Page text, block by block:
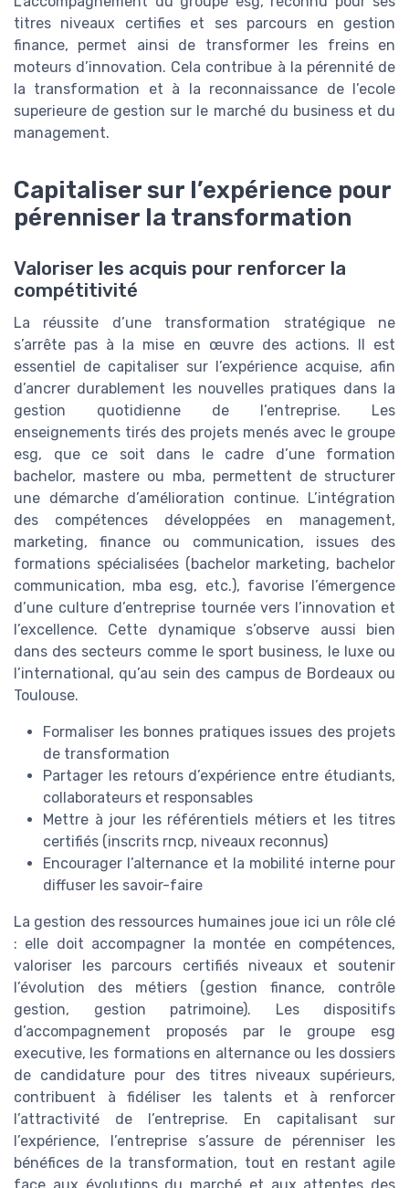
titres niveaux certifies et ses parcours en gestion
finance, permet ainsi de transformer les freins en
moteurs d’innovation. Cela contribue à la pérennité de
la transformation et à la reconnaissance de l’ecole
superieure de gestion sur le marché du business et du
management.
Capitaliser sur l’expérience pour
pérenniser la transformation
Valoriser les acquis pour renforcer la
compétitivité
La réussite d’une transformation stratégique ne
s’arrête pas à la mise en œuvre des actions. Il est
essentiel de capitaliser sur l’expérience acquise, afin
d’ancrer durablement les nouvelles pratiques dans la
gestion quotidienne de l’entreprise. Les
enseignements tirés des projets menés avec le groupe
esg, que ce soit dans le cadre d’une formation
bachelor, mastere ou mba, permettent de structurer
une démarche d’amélioration continue. L’intégration
des compétences développées en management,
marketing, finance ou communication, issues des
formations spécialisées (bachelor marketing, bachelor
communication, mba esg, etc.), favorise l’émergence
d’une culture d’entreprise tournée vers l’innovation et
l’excellence. Cette dynamique s’observe aussi bien
dans des secteurs comme le sport business, le luxe ou
l’international, qu’au sein des campus de Bordeaux ou
Toulouse.
Formaliser les bonnes pratiques issues des projets
de transformation
Partager les retours d’expérience entre étudiants,
collaborateurs et responsables
Mettre à jour les référentiels métiers et les titres
certifiés (inscrits rncp, niveaux reconnus)
Encourager l’alternance et la mobilité interne pour
diffuser les savoir-faire
La gestion des ressources humaines joue ici un rôle clé
: elle doit accompagner la montée en compétences,
valoriser les parcours certifiés niveaux et soutenir
l’évolution des métiers (gestion finance, contrôle
gestion, gestion patrimoine). Les dispositifs
d’accompagnement proposés par le groupe esg
executive, les formations en alternance ou les dossiers
de candidature pour des titres niveaux supérieurs,
contribuent à fidéliser les talents et à renforcer
l’attractivité de l’entreprise. En capitalisant sur
l’expérience, l’entreprise s’assure de pérenniser les
bénéfices de la transformation, tout en restant agile